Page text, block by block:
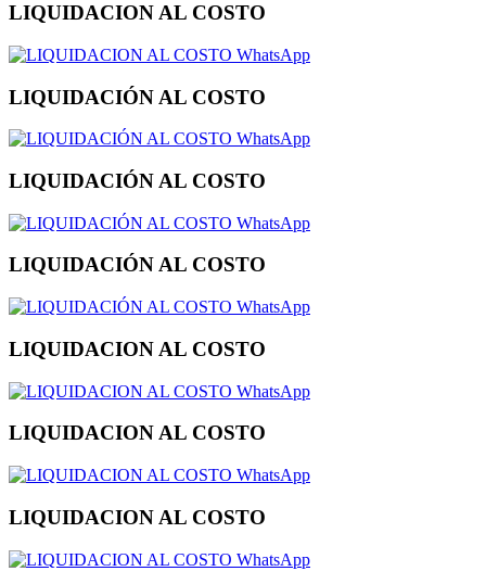
LIQUIDACION AL COSTO
WhatsApp
LIQUIDACIÓN AL COSTO
WhatsApp
LIQUIDACIÓN AL COSTO
WhatsApp
LIQUIDACIÓN AL COSTO
WhatsApp
LIQUIDACION AL COSTO
WhatsApp
LIQUIDACION AL COSTO
WhatsApp
LIQUIDACION AL COSTO
WhatsApp